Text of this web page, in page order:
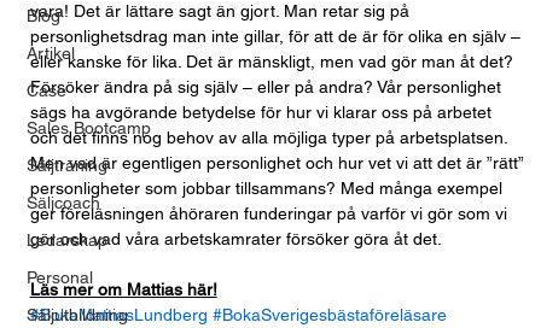
Blog
Artikel
Case
Sales Bootcamp
Säljträning
Säljcoach
Ledarskap
Personal
Säljutbildning
vara! Det är lättare sagt än gjort. Man retar sig på
personlighetsdrag man inte gillar, för att de är för olika en själv –
eller kanske för lika. Det är mänskligt, men vad gör man åt det?
Försöker ändra på sig själv – eller på andra? Vår personlighet
sägs ha avgörande betydelse för hur vi klarar oss på arbetet
och det finns nog behov av alla möjliga typer på arbetsplatsen.
Men vad är egentligen personlighet och hur vet vi att det är ”rätt”
personligheter som jobbar tillsammans? Med många exempel
ger föreläsningen åhöraren funderingar på varför vi gör som vi
gör och vad våra arbetskamrater försöker göra åt det.
Läs mer om Mattias här!
#BokaMattiasLundberg #BokaSverigesbästaföreläsare